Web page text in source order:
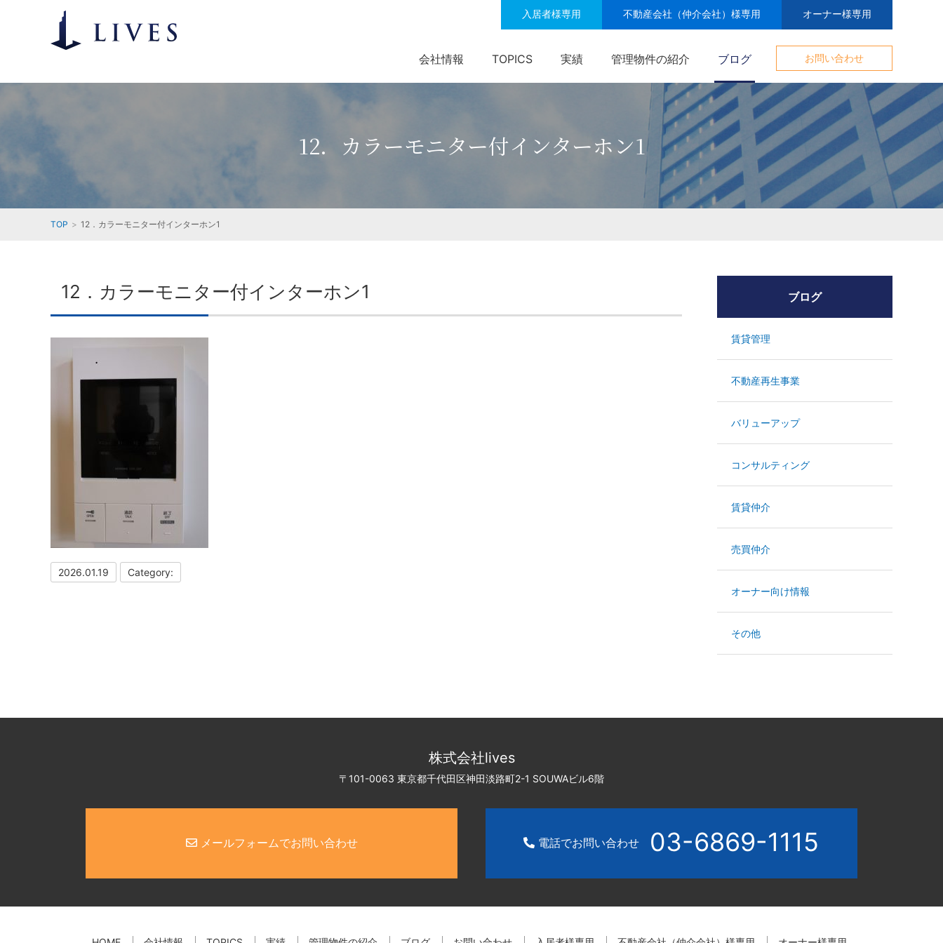
入居者様専用 不動産会社（仲介会社）様専用 オーナー様専用
会社情報 TOPICS 実績 管理物件の紹介 ブログ お問い合わせ
12．カラーモニター付インターホン1
TOP 12．カラーモニター付インターホン1
12．カラーモニター付インターホン1
2026.01.19 Category:
ブログ
賃貸管理
不動産再生事業
バリューアップ
コンサルティング
賃貸仲介
売買仲介
オーナー向け情報
その他
株式会社lives
〒101-0063 東京都千代田区神田淡路町2-1 SOUWAビル6階
メールフォームでお問い合わせ 電話でお問い合わせ 03-6869-1115